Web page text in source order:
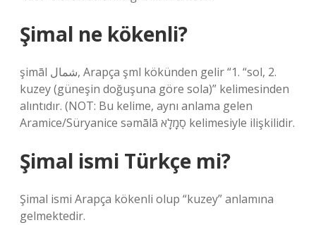
Şimal ne kökenli?
şimāl شمال, Arapça şml kökünden gelir “1. “sol, 2.
kuzey (güneşin doğuşuna göre sola)” kelimesinden
alıntıdır. (NOT: Bu kelime, aynı anlama gelen
Aramice/Süryanice səmālā סֽמָלָא kelimesiyle ilişkilidir.
Şimal ismi Türkçe mi?
Şimal ismi Arapça kökenli olup “kuzey” anlamına
gelmektedir.